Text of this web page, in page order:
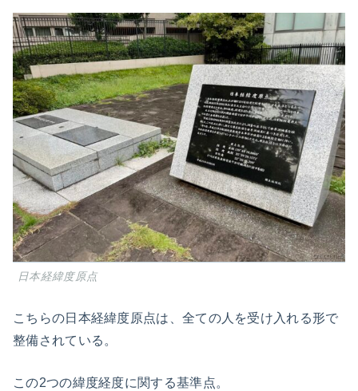
日本経緯度原点
こちらの日本経緯度原点は、全ての人を受け入れる形で
整備されている。
この2つの緯度経度に関する基準点。